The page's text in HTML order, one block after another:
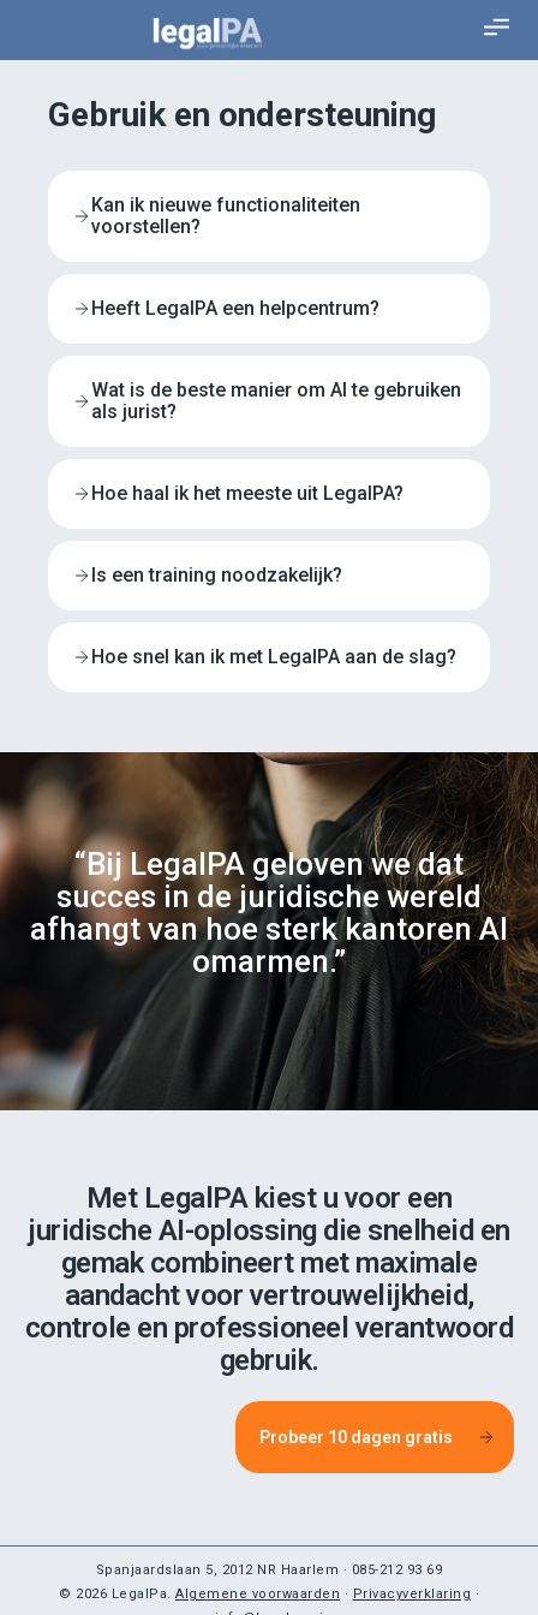
Gebruik en ondersteuning
Kan ik nieuwe functionaliteiten
voorstellen?
Heeft LegalPA een helpcentrum?
Wat is de beste manier om AI te gebruiken
als jurist?
Hoe haal ik het meeste uit LegalPA?
Is een training noodzakelijk?
Hoe snel kan ik met LegalPA aan de slag?
“Bij LegalPA geloven we dat
succes in de juridische wereld
afhangt van hoe sterk kantoren AI
omarmen.”
Met LegalPA kiest u voor een
juridische AI-oplossing die snelheid en
gemak combineert met maximale
aandacht voor vertrouwelijkheid,
controle en professioneel verantwoord
gebruik.
Probeer 10 dagen gratis
Spanjaardslaan 5, 2012 NR Haarlem · 085-212 93 69
© 2026 LegalPa. Algemene voorwaarden · Privacyverklaring ·